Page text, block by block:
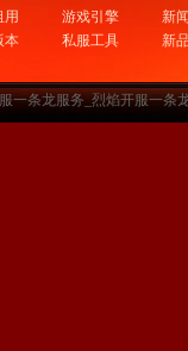
用
本
游戏引擎
私服工具
新
新
条龙服务_烈焰开服一条